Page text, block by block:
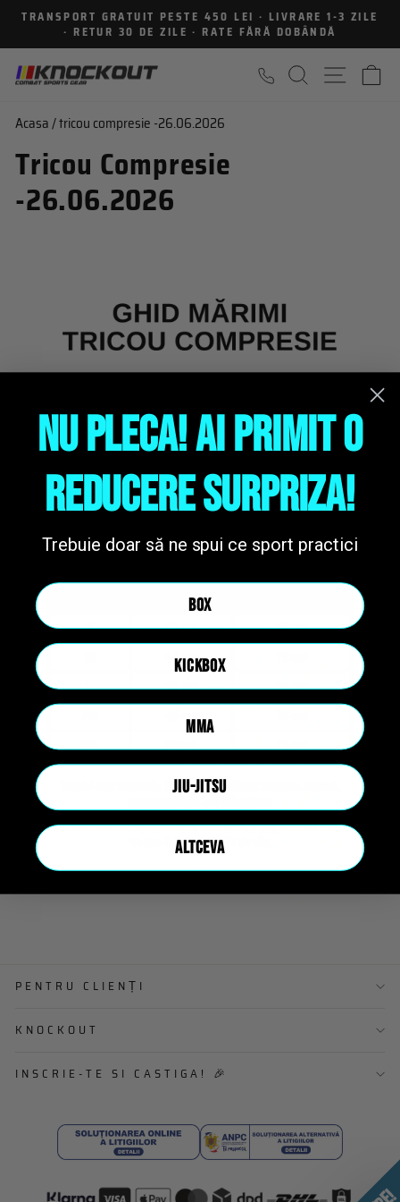
Sari
continut
Intrerupe
TRANSPORT GRATUIT PESTE 450 LEI · LIVRARE 1-3 ZILE
· RETUR 30 DE ZILE · RATE FĂRĂ DOBÂNDĂ
CAUTARE
Acasa/tricou compresie -26.06.2026
Tricou Compresie
-26.06.2026
PENTRU CLIENȚI
KNOCKOUT
INSCRIE-TE SI CASTIGA! 🎉
NU PLECA! AI PRIMIT O
REDUCERE SURPRIZA!
Trebuie doar să ne spui ce sport practici
BOX
KICKBOX
MMA
JIU-JITSU
ALTCEVA